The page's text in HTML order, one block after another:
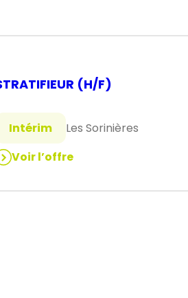
(H/F)
Intérim
Les Sorinières
Voir l’offre